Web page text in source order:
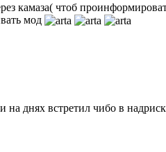
камаза( чтоб
мод
на днях встретил чибо в